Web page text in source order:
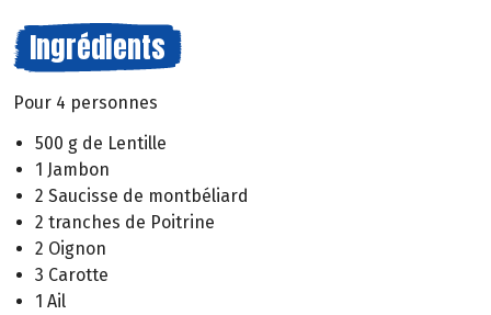
Ingrédients
Pour 4 personnes
500 g de Lentille
1 Jambon
2 Saucisse de montbéliard
2 tranches de Poitrine
2 Oignon
3 Carotte
1 Ail